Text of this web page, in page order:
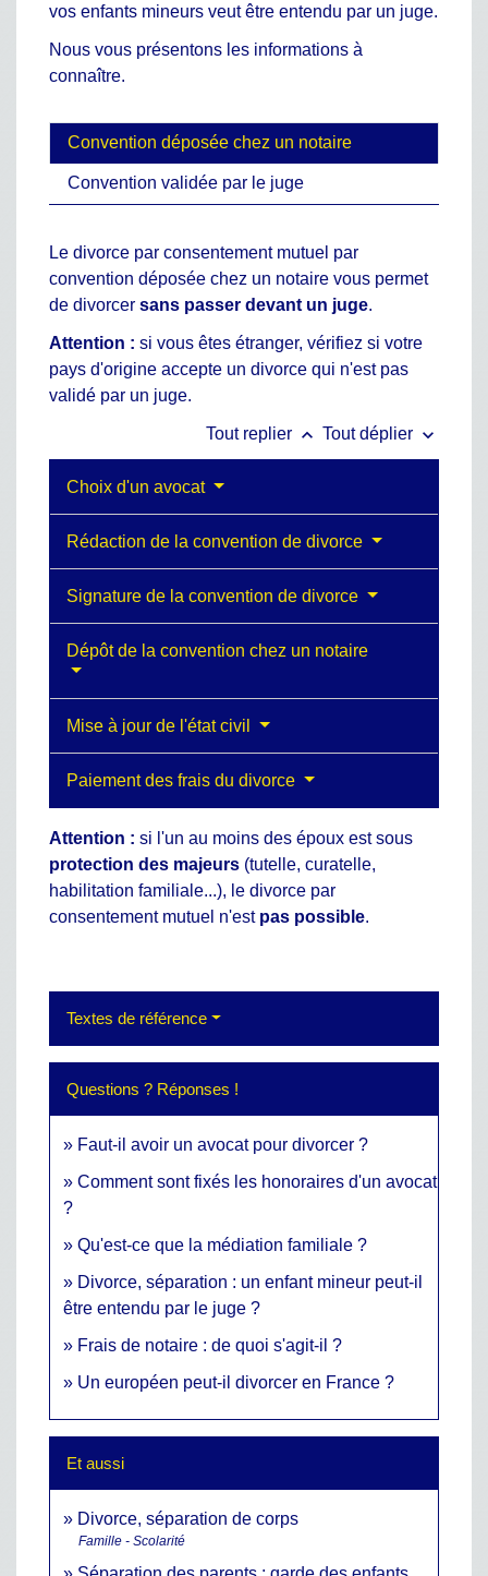
vos enfants mineurs veut être entendu par un juge.
Nous vous présentons les informations à
connaître.
Convention déposée chez un notaire
Convention validée par le juge
Le divorce par consentement mutuel par
convention déposée chez un notaire vous permet
de divorcer sans passer devant un juge.
Attention : si vous êtes étranger, vérifiez si votre
pays d'origine accepte un divorce qui n'est pas
validé par un juge.
Tout replier keyboard_arrow_up Tout déplier keyboard_arrow_down
Choix d'un avocat
Rédaction de la convention de divorce
Signature de la convention de divorce
Dépôt de la convention chez un notaire
Mise à jour de l'état civil
Paiement des frais du divorce
Attention : si l'un au moins des époux est sous
protection des majeurs (tutelle, curatelle,
habilitation familiale...), le divorce par
consentement mutuel n'est pas possible.
Textes de référence
Questions ? Réponses !
Faut-il avoir un avocat pour divorcer ?
Comment sont fixés les honoraires d'un avocat
?
Qu'est-ce que la médiation familiale ?
Divorce, séparation : un enfant mineur peut-il
être entendu par le juge ?
Frais de notaire : de quoi s'agit-il ?
Un européen peut-il divorcer en France ?
Et aussi
Divorce, séparation de corps
Famille - Scolarité